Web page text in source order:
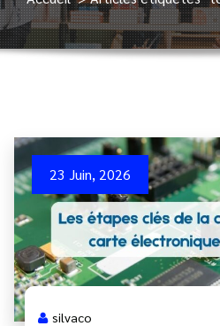
23 Juin, 2026
silvaco